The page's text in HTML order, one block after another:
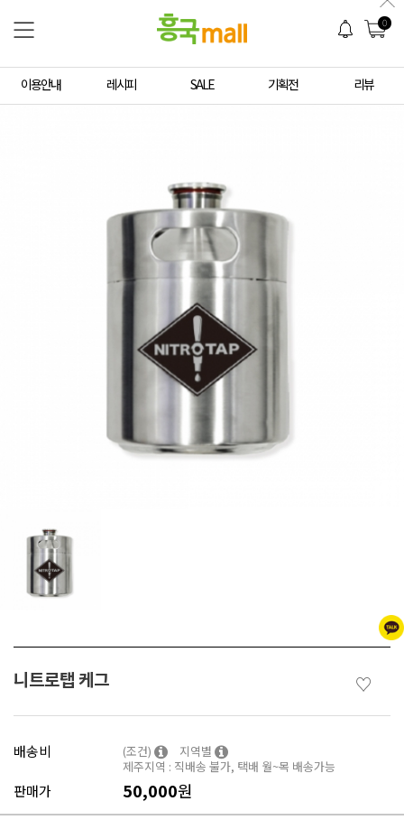
0
이용안내 레시피 SALE 기획전 리뷰
니트로탭 케그 ♡
배송비 (조건)
지역별
제주지역 : 직배송 불가, 택배 월~목 배송가능
판매가 50,000원